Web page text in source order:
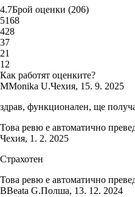
4.7Брой оценки (206)
5168
428
37
21
1 2
Как работят оценките?
MMonika U.Чехия, 15. 9. 2025
здрав, функционален, ще
Това ревю е автоматично
Чехия, 1. 2. 2025
Страхотен
Това ревю е автоматично
BBeata G.Полша, 13. 12. 2024